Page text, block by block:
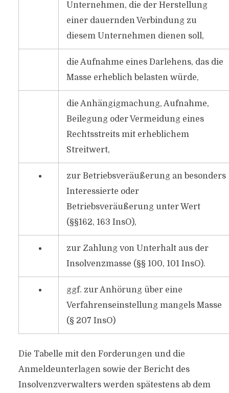
Unternehmen, die der Herstellung
einer dauernden Verbindung zu
diesem Unternehmen dienen soll,
die Aufnahme eines Darlehens, das die
Masse erheblich belasten würde,
die Anhängigmachung, Aufnahme,
Beilegung oder Vermeidung eines
Rechtsstreits mit erheblichem
Streitwert,
zur Betriebsveräußerung an besonders
Interessierte oder
Betriebsveräußerung unter Wert
(§§162, 163 InsO),
zur Zahlung von Unterhalt aus der
Insolvenzmasse (§§ 100, 101 InsO).
ggf. zur Anhörung über eine
Verfahrenseinstellung mangels Masse
(§ 207 InsO)
Die Tabelle mit den Forderungen und die
Anmeldeunterlagen sowie der Bericht des
Insolvenzverwalters werden spätestens ab dem